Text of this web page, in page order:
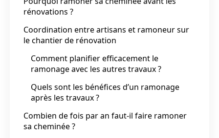
rénovations ?
Coordination entre artisans et ramoneur sur
le chantier de rénovation
Comment planifier efficacement le
ramonage avec les autres travaux ?
Quels sont les bénéfices d’un ramonage
après les travaux ?
Combien de fois par an faut-il faire ramoner
sa cheminée ?